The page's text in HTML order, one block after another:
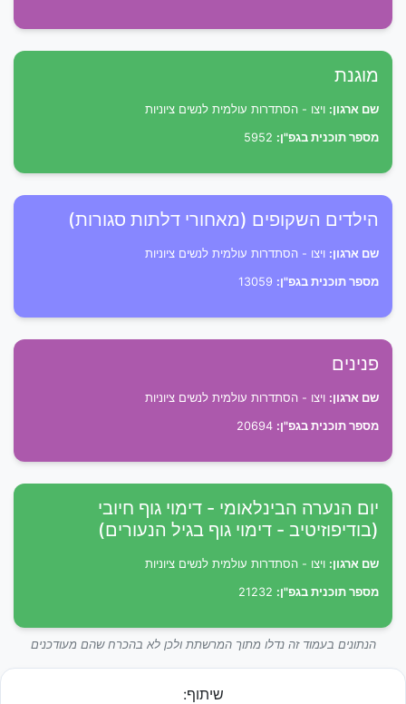
מוגנת
שם ארגון: ויצו - הסתדרות עולמית לנשים ציוניות
מספר תוכנית בגפ"ן:
הילדים השקופים (מאחורי דלתות סגורות)
שם ארגון: ויצו - הסתדרות עולמית לנשים ציוניות
מספר תוכנית בגפ"ן:
פנינים
שם ארגון: ויצו - הסתדרות עולמית לנשים ציוניות
מספר תוכנית בגפ"ן:
יום הנערה הבינלאומי - דימוי גוף חיובי
(בודיפוזיטיב - דימוי גוף בגיל הנעורים)
שם ארגון: ויצו - הסתדרות עולמית לנשים ציוניות
מספר תוכנית בגפ"ן:
הנתונים בעמוד זה נדלו מתוך המרשתת ולכן לא בהכרח שהם מעודכנים
שיתוף: